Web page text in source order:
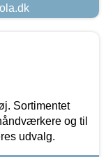
Sortimentet
og til
udvalg.